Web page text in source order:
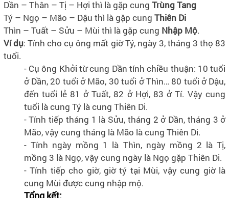
Dần – Thân – Tị – Hợi thì là gặp cung Trùng Tang
Tý – Ngọ – Mão – Dậu thì là gặp cung Thiên Di
Thìn – Tuất – Sửu – Mùi thì là gặp cung Nhập Mộ.
Ví dụ: Tính cho cụ ông mất giờ Tý, ngày 3, tháng 3 thọ 83
tuổi.
- Cụ ông Khởi từ cung Dần tính chiều thuận: 10 tuổi
ở Dần, 20 tuổi ở Mão, 30 tuổi ở Thìn… 80 tuổi ở Dậu,
đến tuổi lẻ 81 ở Tuất, 82 ở Hợi, 83 ở Tí. Vậy cung
tuổi là cung Tý là cung Thiên Di.
- Tính tiếp tháng 1 là Sửu, tháng 2 ở Dần, tháng 3 ở
Mão, vậy cung tháng là Mão là cung Thiên Di.
- Tính ngày mồng 1 là Thìn, ngày mồng 2 là Tị,
mồng 3 là Ngọ, vậy cung ngày là Ngọ gặp Thiên Di.
- Tính tiếp cho giờ, giờ tý tại Mùi, vậy cung giờ là
cung Mùi được cung nhập mộ.
Tổng kết: